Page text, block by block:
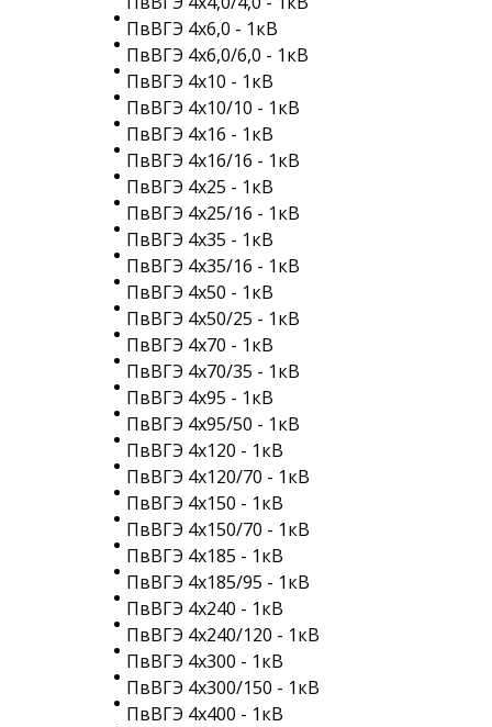
ПвВГЭ 4х6,0 - 1кВ
ПвВГЭ 4х6,0/6,0 - 1кВ
ПвВГЭ 4х10 - 1кВ
ПвВГЭ 4х10/10 - 1кВ
ПвВГЭ 4х16 - 1кВ
ПвВГЭ 4х16/16 - 1кВ
ПвВГЭ 4х25 - 1кВ
ПвВГЭ 4х25/16 - 1кВ
ПвВГЭ 4х35 - 1кВ
ПвВГЭ 4х35/16 - 1кВ
ПвВГЭ 4х50 - 1кВ
ПвВГЭ 4х50/25 - 1кВ
ПвВГЭ 4х70 - 1кВ
ПвВГЭ 4х70/35 - 1кВ
ПвВГЭ 4х95 - 1кВ
ПвВГЭ 4х95/50 - 1кВ
ПвВГЭ 4х120 - 1кВ
ПвВГЭ 4х120/70 - 1кВ
ПвВГЭ 4х150 - 1кВ
ПвВГЭ 4х150/70 - 1кВ
ПвВГЭ 4х185 - 1кВ
ПвВГЭ 4х185/95 - 1кВ
ПвВГЭ 4х240 - 1кВ
ПвВГЭ 4х240/120 - 1кВ
ПвВГЭ 4х300 - 1кВ
ПвВГЭ 4х300/150 - 1кВ
ПвВГЭ 4х400 - 1кВ